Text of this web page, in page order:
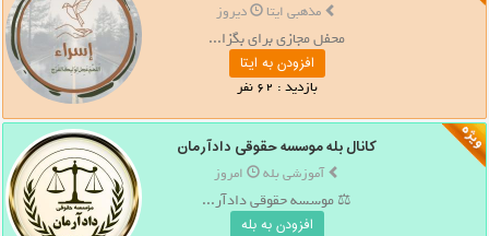
مذهبی ایتا دیروز
محفل مجازی برای بگزا...
افزودن به ایتا
بازدید : 62 نفر
کانال بله موسسه حقوقی دادآرمان
آموزشی بله امروز
⚖️ موسسه حقوقی دادآر...
افزودن به بله